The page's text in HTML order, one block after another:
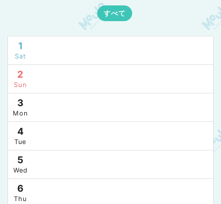
すべて
1
Sat
2
Sun
3
Mon
4
Tue
5
Wed
6
Thu